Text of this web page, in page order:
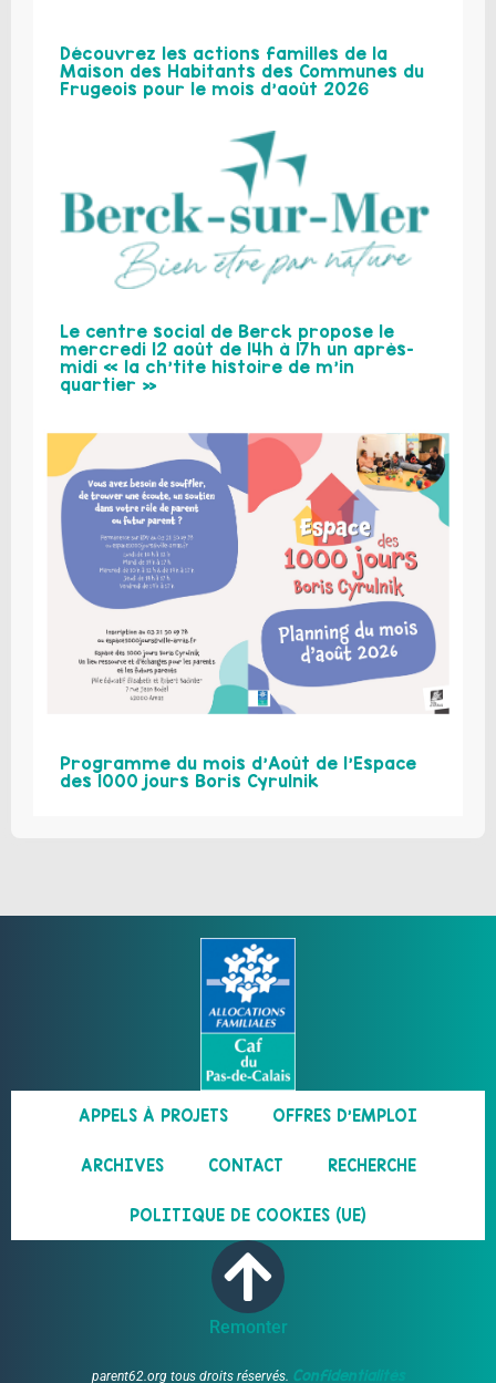
Découvrez les actions familles de la
Maison des Habitants des Communes du
Frugeois pour le mois d’août 2026
Le centre social de Berck propose le
mercredi 12 août de 14h à 17h un après-
midi « la ch’tite histoire de m’in
quartier »
Programme du mois d’Août de l’Espace
des 1000 jours Boris Cyrulnik
APPELS À PROJETS OFFRES D’EMPLOI
ARCHIVES CONTACT RECHERCHE
POLITIQUE DE COOKIES (UE)
Remonter
parent62.org tous droits réservés. Confidentialités